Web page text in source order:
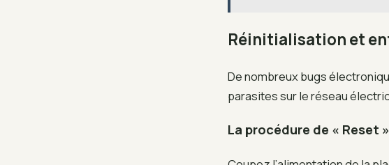
Réinitialisation et
De nombreux bugs
parasites sur le réseau
La procédure de « Reset